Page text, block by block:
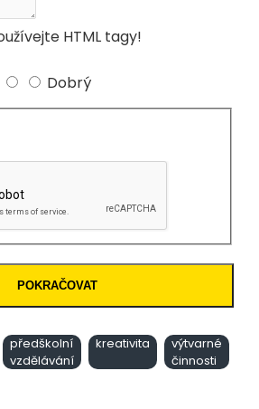
HTML tagy!
Dobrý
POKRAČOVAT
předškolní
vzdělávání
kreativita
výtvarné
činnosti